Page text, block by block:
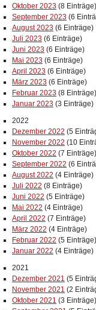
Oktober 2023 (8 Einträge)
September 2023 (6
August 2023 (6 Einträge)
Juli 2023 (6 Einträge)
Juni 2023 (6 Einträge)
Mai 2023 (6 Einträge)
April 2023 (6 Einträge)
März 2023 (6 Einträge)
Februar 2023 (8 Einträge)
Januar 2023 (3 Einträge)
2022
Dezember 2022 (5
November 2022 (10
Oktober 2022 (7 Einträge)
September 2022 (6
August 2022 (4 Einträge)
Juli 2022 (8 Einträge)
Juni 2022 (5 Einträge)
Mai 2022 (4 Einträge)
April 2022 (7 Einträge)
März 2022 (4 Einträge)
Februar 2022 (5 Einträge)
Januar 2022 (4 Einträge)
2021
Dezember 2021 (5
November 2021 (2
Oktober 2021 (3 Einträge)